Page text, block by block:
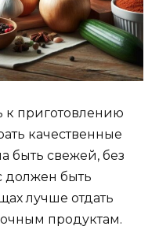
к приготовлению
качественные
быть свежей, без
должен быть
лучше отдать
продуктам.